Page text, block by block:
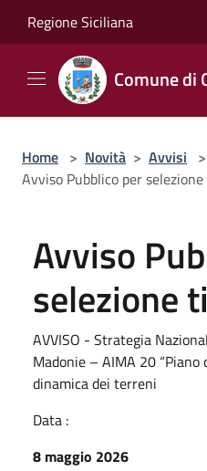
Regione Siciliana
Comune di
Home > Novità > Avvisi >
Avviso Pubblico per
Avviso
selezione
AVVISO - Strategia
Madonie – AIMA 20
dinamica dei terreni
Data :
8 maggio 2026